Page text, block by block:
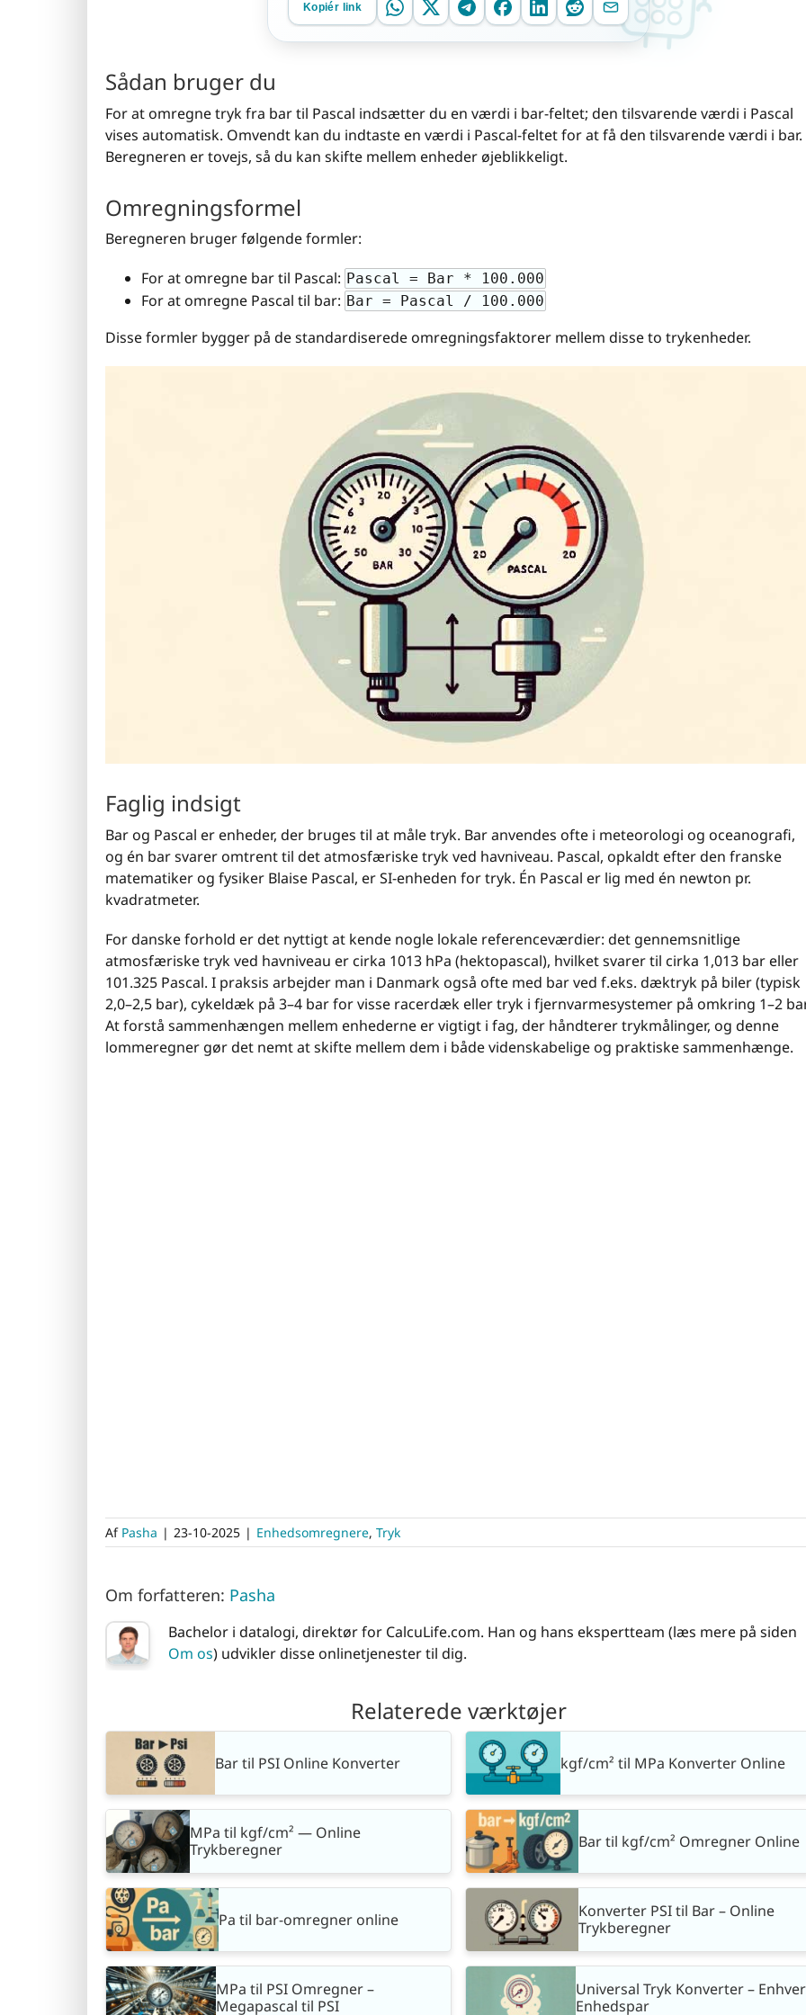
Kopiér link
Sådan bruger du
For at omregne tryk fra bar til Pascal indsætter du en værdi i bar-feltet; den tilsvarende værdi i Pascal
vises automatisk. Omvendt kan du indtaste en værdi i Pascal-feltet for at få den tilsvarende værdi i bar.
Beregneren er tovejs, så du kan skifte mellem enheder øjeblikkeligt.
Omregningsformel
Beregneren bruger følgende formler:
For at omregne bar til Pascal: Pascal = Bar * 100.000
For at omregne Pascal til bar: Bar = Pascal / 100.000
Disse formler bygger på de standardiserede omregningsfaktorer mellem disse to trykenheder.
Faglig indsigt
Bar og Pascal er enheder, der bruges til at måle tryk. Bar anvendes ofte i meteorologi og oceanografi,
og én bar svarer omtrent til det atmosfæriske tryk ved havniveau. Pascal, opkaldt efter den franske
matematiker og fysiker Blaise Pascal, er SI-enheden for tryk. Én Pascal er lig med én newton pr.
kvadratmeter.
For danske forhold er det nyttigt at kende nogle lokale referenceværdier: det gennemsnitlige
atmosfæriske tryk ved havniveau er cirka 1013 hPa (hektopascal), hvilket svarer til cirka 1,013 bar eller
101.325 Pascal. I praksis arbejder man i Danmark også ofte med bar ved f.eks. dæktryk på biler (typisk
2,0–2,5 bar), cykeldæk på 3–4 bar for visse racerdæk eller tryk i fjernvarmesystemer på omkring 1–2
At forstå sammenhængen mellem enhederne er vigtigt i fag, der håndterer trykmålinger, og denne
lommeregner gør det nemt at skifte mellem dem i både videnskabelige og praktiske sammenhænge.
Af Pasha | 23-10-2025 | Enhedsomregnere, Tryk
Om forfatteren: Pasha
Bachelor i datalogi, direktør for CalcuLife.com. Han og hans ekspertteam (læs mere på siden
Om os) udvikler disse onlinetjenester til dig.
Relaterede værktøjer
Bar til PSI Online Konverter kgf/cm² til MPa Konverter Online
MPa til kgf/cm² — Online
Trykberegner
Bar til kgf/cm² Omregner Online
Pa til bar-omregner online
Konverter PSI til Bar – Online
Trykberegner
MPa til PSI Omregner –
Megapascal til PSI
Universal Tryk Konverter – Enhver
Enhedspar